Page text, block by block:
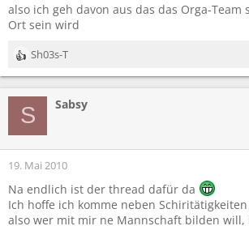
also ich geh davon aus das das Orga-Team
Ort sein wird
R
e
i
o
n
n
:
Sh03s-T
S Sabsy
19. Mai 2010
Na endlich ist der thread dafür da
Ich hoffe ich komme neben
also wer mit mir ne Mannschaft bilden